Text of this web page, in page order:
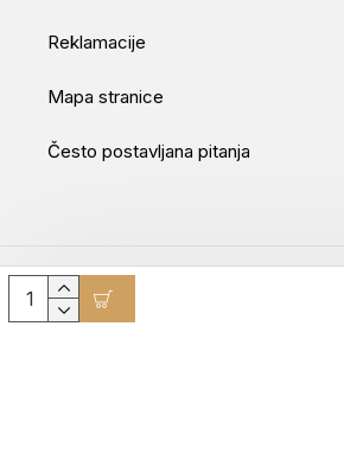
Reklamacije
Mapa stranice
Često postavljana pitanja